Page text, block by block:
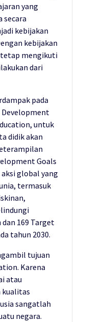
yang
secara
kebijakan
kebijakan
tetap mengikuti
dari
pada
untuk
didik akan
Goals
aksi global yang
termasuk
dan 169 Target
tahun 2030.
tujuan
Karena
atau
kualitas
sangatlah
negara.